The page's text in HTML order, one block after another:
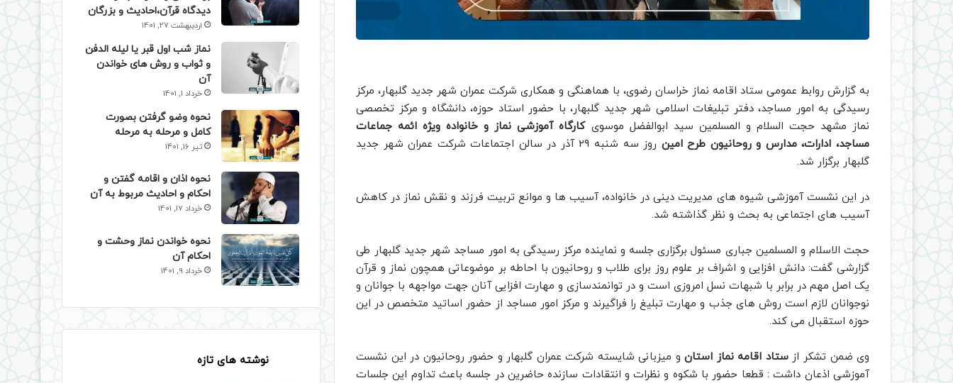
به گزارش روابط عمومی ستاد اقامه نماز خراسان رضوی، با هماهنگی و همکاری شرکت عمران شهر جدید گلبهار، مرکز
رسیدگی به امور مساجد، دفتر تبلیغات اسلامی شهر جدید گلبهار، با حضور استاد حوزه، دانشگاه و مرکز تخصصی
نماز مشهد حجت السلام و المسلمین سید ابوالفضل موسویکارگاه آموزشی نماز و خانواده ویژه ائمه جماعات
مساجد، ادارات، مدارس و روحانیون طرح امین
روز سه شنبه ۲۹ آذر در سالن اجتماعات شرکت عمران شهر جدید
گلبهار برگزار شد.
در این نشست آموزشی شیوه های مدیریت دینی در خانواده، آسیب ها و موانع تربیت فرزند و نقش نماز در کاهش
آسیب های اجتماعی به بحث و نظر گذاشته شد.
حجت الاسلام و المسلمین جباری مسئول برگزاری جلسه و نماینده مرکز رسیدگی به امور مساجد شهر جدید گلبهار طی
گزارشی گفت: دانش افزایی و اشراف بر علوم روز برای طلاب و روحانیون با احاطه بر موضوعاتی همچون نماز و قرآن
یک اصل مهم در برابر با شبهات نسل امروزی است و در توانمندسازی و مهارت افزایی آنان جهت مواجهه با جوانان و
نوجوانان لازم است روش های جذب و مهارت تبلیغ را فراگیرند و مرکز امور مساجد از حضور اساتید متخصص در این
حوزه استقبال می کند.
وی ضمن تشکر ازستاد اقامه نماز استانو میزبانی شایسته شرکت عمران گلبهار و حضور روحانیون در این نشست
آموزشی اذعان داشت : قطعا حضور با شکوه و نظرات و انتقادات سازنده حاضرین در جلسه باعث تداوم این جلسات
دیدگاه قرآن،احادیث و بزرگان
اردیبهشت 27, 1401
نماز شب اول قبر یا لیله الدفن
و ثواب و روش های خواندن
آن
خرداد 1, 1401
نحوه وضو گرفتن بصورت
کامل و مرحله به مرحله
تیر 16, 1401
نحوه اذان و اقامه گفتن و
احکام و احادیث مربوط به آن
خرداد 17, 1401
نحوه خواندن نماز وحشت و
احکام آن
خرداد 9, 1401
نوشته های تازه